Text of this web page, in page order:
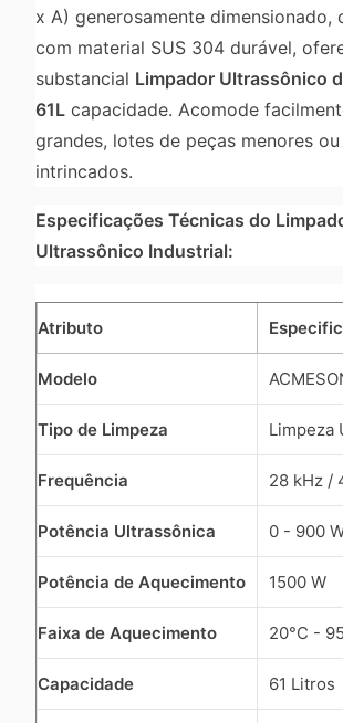
x A) generosamente dimensionado,
com material SUS 304 durável,
substancial Limpador Ultrassônico
61L capacidade. Acomode
grandes, lotes de peças menores
intrincados.
Especificações Técnicas do
Ultrassônico Industrial:
Atributo
Modelo
Tipo de Limpeza Limpeza
Frequência 28 kHz /
Potência Ultrassônica 0 - 900
Potência de Aquecimento 1500 W
Faixa de Aquecimento 20°C -
Capacidade 61 Litros